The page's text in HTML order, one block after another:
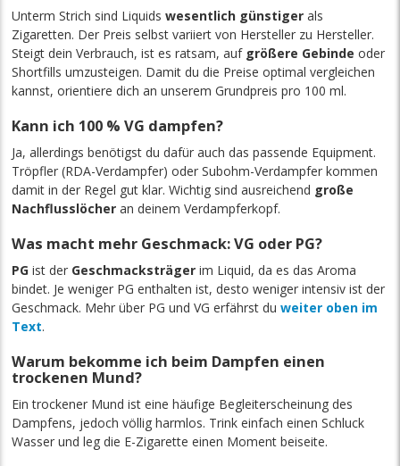
Unterm Strich sind Liquidswesentlich günstiger als
Zigaretten. Der Preis selbst variiert von Hersteller zu Hersteller.
Steigt dein Verbrauch, ist es ratsam, auf größere Gebinde oder
Shortfills umzusteigen. Damit du die Preise optimal vergleichen
kannst, orientiere dich an unserem Grundpreis pro 100 ml.
Kann ich 100 % VG dampfen?
Ja, allerdings benötigst du dafür auch das passende Equipment.
Tröpfler (RDA-Verdampfer) oder Subohm-Verdampfer kommen
damit in der Regel gut klar. Wichtig sind ausreichend große
Nachflusslöcher an deinem Verdampferkopf.
Was macht mehr Geschmack: VG oder PG?
PG ist der Geschmacksträger im Liquid, da es das Aroma
bindet. Je weniger PG enthalten ist, desto weniger intensiv ist der
Geschmack. Mehr über PG und VG erfährst duweiter oben im
Text.
Warum bekomme ich beim Dampfen einen
trockenen Mund?
Ein trockener Mund ist eine häufige Begleiterscheinung des
Dampfens, jedoch völlig harmlos. Trink einfach einen Schluck
Wasser und leg die E-Zigarette einen Moment beiseite.